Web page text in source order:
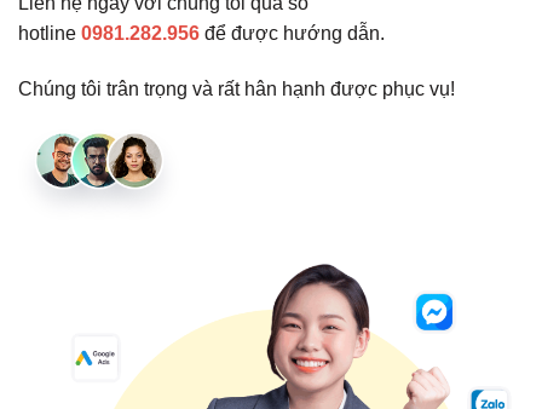
hotline 0981.282.956 để được hướng dẫn.
Chúng tôi trân trọng và rất hân hạnh được phục vụ!